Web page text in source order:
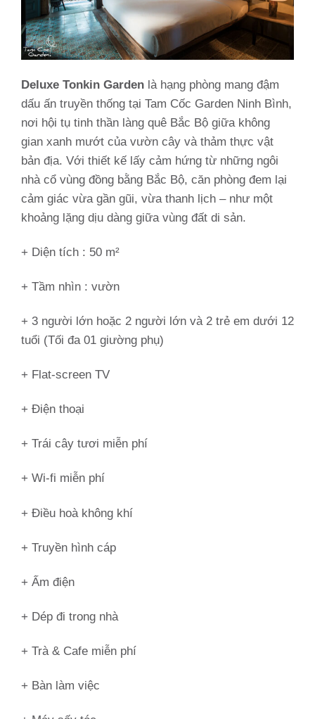
Deluxe Tonkin Garden là hạng phòng mang đậm
dấu ấn truyền thống tại Tam Cốc Garden Ninh Bình,
nơi hội tụ tinh thần làng quê Bắc Bộ giữa không
gian xanh mướt của vườn cây và thảm thực vật
bản địa. Với thiết kế lấy cảm hứng từ những ngôi
nhà cổ vùng đồng bằng Bắc Bộ, căn phòng đem lại
cảm giác vừa gần gũi, vừa thanh lịch – như một
khoảng lặng dịu dàng giữa vùng đất di sản.
+ Diện tích : 50 m²
+ Tầm nhìn : vườn
+ 3 người lớn hoặc 2 người lớn và 2 trẻ em dưới 12
tuổi (Tối đa 01 giường phụ)
+ Flat-screen TV
+ Điện thoại
+ Trái cây tươi miễn phí
+ Wi-fi miễn phí
+ Điều hoà không khí
+ Truyền hình cáp
+ Ấm điện
+ Dép đi trong nhà
+ Trà & Cafe miễn phí
+ Bàn làm việc